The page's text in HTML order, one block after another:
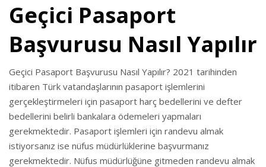
Geçici Pasaport
Başvurusu Nasıl Yapılır
Geçici Pasaport Başvurusu Nasıl Yapılır? 2021 tarihinden
itibaren Türk vatandaşlarının pasaport işlemlerini
gerçekleştirmeleri için pasaport harç bedellerini ve defter
bedellerini belirli bankalara ödemeleri yapmaları
gerekmektedir. Pasaport işlemleri için randevu almak
istiyorsanız ise nüfus müdürlüklerine başvurmanız
gerekmektedir. Nüfus müdürlüğüne gitmeden randevu almak